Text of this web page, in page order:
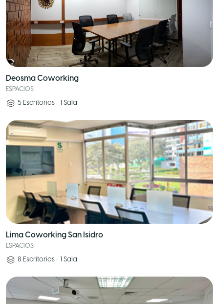
Deosma Coworking
ESPACIOS
5 Escritorios • 1 Sala
Lima Coworking San Isidro
ESPACIOS
8 Escritorios • 1 Sala